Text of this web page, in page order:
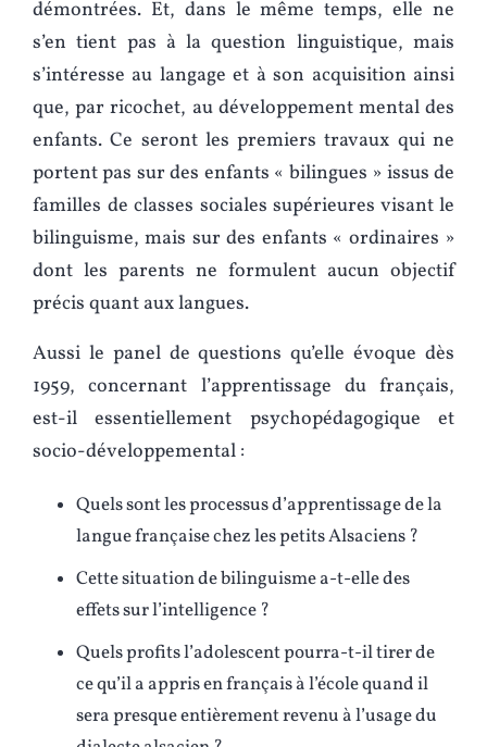
démontrées. Et, dans le même temps, elle ne
s’en tient pas à la question linguistique, mais
s’intéresse au langage et à son acquisition ainsi
que, par ricochet, au développement mental des
enfants. Ce seront les premiers travaux qui ne
portent pas sur des enfants « bilingues » issus de
familles de classes sociales supérieures visant le
bilinguisme, mais sur des enfants « ordinaires »
dont les parents ne formulent aucun objectif
précis quant aux langues.
Aussi le panel de questions qu’elle évoque dès
1959, concernant l’apprentissage du français,
est-il essentiellement psychopédagogique et
socio-développemental :
Quels sont les processus d’apprentissage de la
langue française chez les petits Alsaciens ?
Cette situation de bilinguisme a-t-elle des
effets sur l’intelligence ?
Quels profits l’adolescent pourra-t-il tirer de
ce qu’il a appris en français à l’école quand il
sera presque entièrement revenu à l’usage du